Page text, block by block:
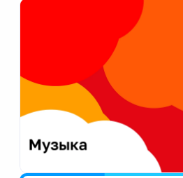
Екатеринбург
Калининград
Калуга